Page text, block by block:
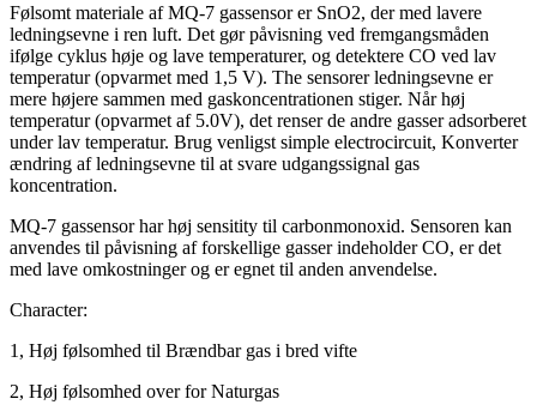
Følsomt materiale af MQ-7 gassensor er SnO2, der med lavere
ledningsevne i ren luft. Det gør påvisning ved fremgangsmåden
ifølge cyklus høje og lave temperaturer, og detektere CO ved lav
temperatur (opvarmet med 1,5 V). The sensorer ledningsevne er
mere højere sammen med gaskoncentrationen stiger. Når høj
temperatur (opvarmet af 5.0V), det renser de andre gasser adsorberet
under lav temperatur. Brug venligst simple electrocircuit, Konverter
ændring af ledningsevne til at svare udgangssignal gas
koncentration.
MQ-7 gassensor har høj sensitity til carbonmonoxid. Sensoren kan
anvendes til påvisning af forskellige gasser indeholder CO, er det
med lave omkostninger og er egnet til anden anvendelse.
Character:
1, Høj følsomhed til Brændbar gas i bred vifte
2, Høj følsomhed over for Naturgas